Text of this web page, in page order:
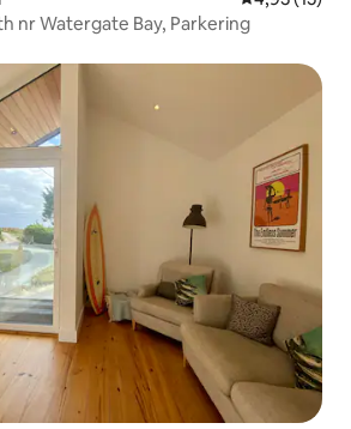
nr Watergate Bay, Parkering